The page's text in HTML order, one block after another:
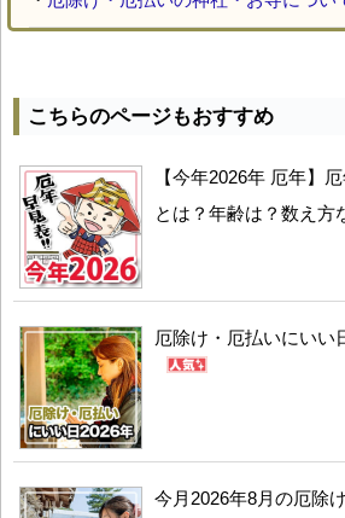
こちらのページもおすすめ
【今年2026年 厄年】
とは？年齢は？数え方
厄除け・厄払いにいい
今月2026年8月の厄除